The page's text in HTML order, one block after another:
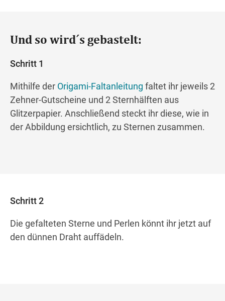
Und so wird´s gebastelt:
Schritt 1
Mithilfe der Origami-Faltanleitung faltet ihr jeweils 2
Zehner-Gutscheine und 2 Sternhälften aus
Glitzerpapier. Anschließend steckt ihr diese, wie in
der Abbildung ersichtlich, zu Sternen zusammen.
Schritt 2
Die gefalteten Sterne und Perlen könnt ihr jetzt auf
den dünnen Draht auffädeln.